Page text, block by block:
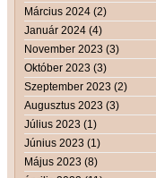
Március 2024 (2)
Január 2024 (4)
November 2023 (3)
Október 2023 (3)
Szeptember 2023 (2)
Augusztus 2023 (3)
Július 2023 (1)
Június 2023 (1)
Május 2023 (8)